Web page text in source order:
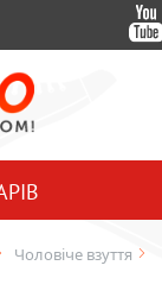
Чоловіче взуття